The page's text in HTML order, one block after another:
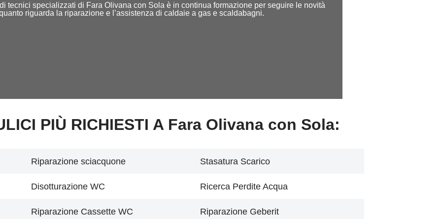
tecnici specializzati di Fara Olivana con Sola è in continua formazione per seguire le novità
riguarda la riparazione e l’assistenza di caldaie a gas e scaldabagni.
PIÙ RICHIESTI A Fara Olivana con Sola:
Riparazione sciacquone Stasatura Scarico
Disotturazione WC Ricerca Perdite Acqua
Riparazione Cassette WC Riparazione Geberit